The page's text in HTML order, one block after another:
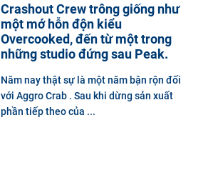
Crashout Crew trông giống như
một mớ hỗn độn kiểu
Overcooked, đến từ một trong
những studio đứng sau Peak.
Năm nay thật sự là một năm bận rộn đối
với Aggro Crab . Sau khi dừng sản xuất
phần tiếp theo của ...